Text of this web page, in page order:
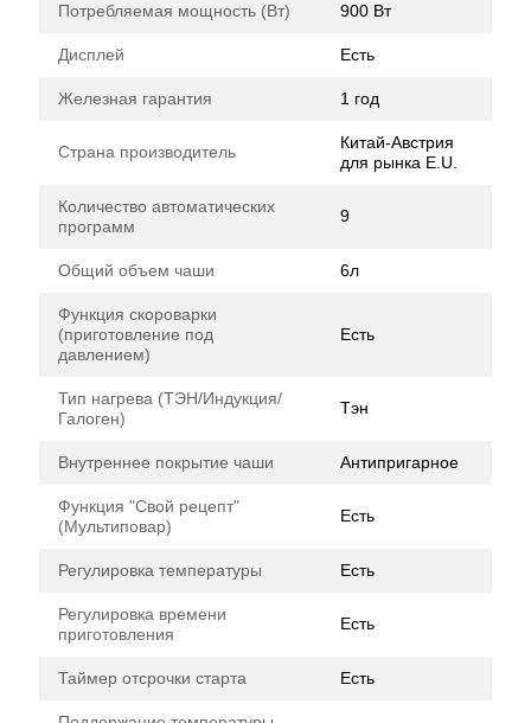
Потребляемая мощность (Вт) 900 Вт
Дисплей Есть
Железная гарантия 1 год
Страна производитель
Китай-Австрия
для рынка E.U.
Количество автоматических
программ
9
Общий объем чаши 6л
Функция скороварки
(приготовление под
давлением)
Есть
Тип нагрева (ТЭН/Индукция/
Галоген)
Тэн
Внутреннее покрытие чаши Антипригарное
Функция "Свой рецепт"
(Мультиповар)
Есть
Регулировка температуры Есть
Регулировка времени
приготовления
Есть
Таймер отсрочки старта Есть